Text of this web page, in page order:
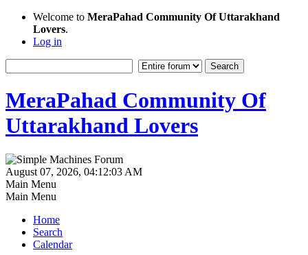
Welcome to MeraPahad Community Of Uttarakhand
Lovers.
Log in
MeraPahad Community Of
Uttarakhand Lovers
August 07, 2026, 04:12:03 AM
Main Menu
Main Menu
Home
Search
Calendar